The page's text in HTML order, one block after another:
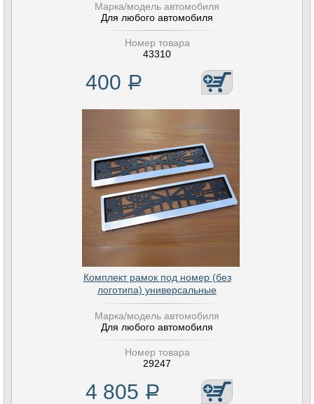
Марка/модель автомобиля
Для любого автомобиля
Номер товара
43310
400 Р
Комплект рамок под номер (без
логотипа) универсальные
Марка/модель автомобиля
Для любого автомобиля
Номер товара
29247
4 805 Р